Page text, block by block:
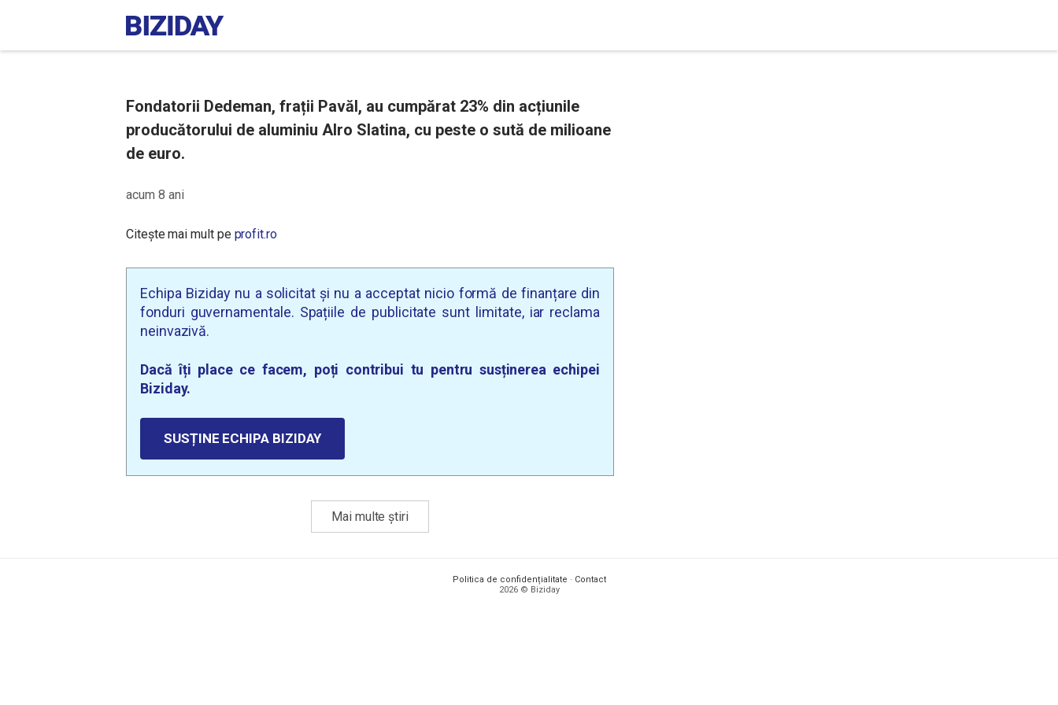
Fondatorii Dedeman, frații Pavăl, au cumpărat 23% din acțiunile
producătorului de aluminiu Alro Slatina, cu peste o sută de milioane
de euro.
acum 8 ani
Citește mai mult pe profit.ro
Echipa Biziday nu a solicitat și nu a acceptat nicio formă de finanțare din
fonduri guvernamentale. Spațiile de publicitate sunt limitate, iar reclama
neinvazivă.
Dacă îți place ce facem, poți contribui tu pentru susținerea echipei
Biziday.
SUSȚINE ECHIPA BIZIDAY
Mai multe știri
Politica de confidențialitate · Contact
2026 © Biziday